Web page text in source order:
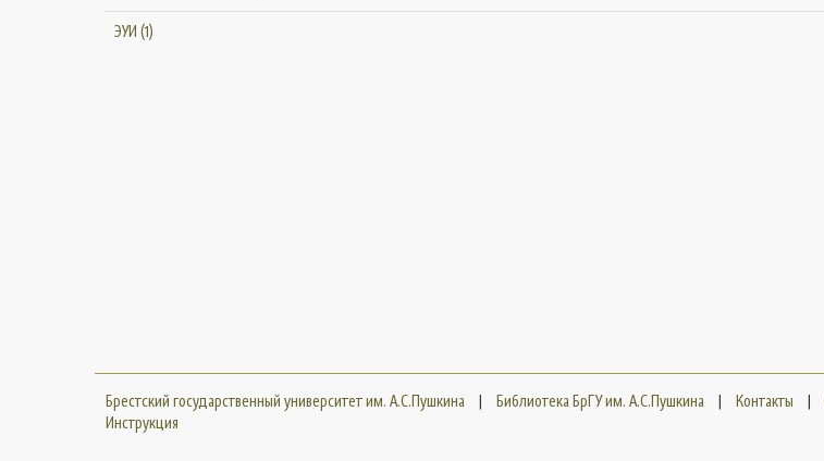
ЭУИ (1)
Брестский государственный университет им. А.С.Пушкина | Библиотека БрГУ им. А.С.Пушкина | Контакты |
Инструкция